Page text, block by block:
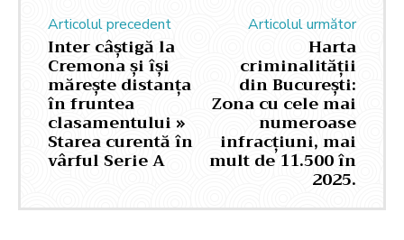
Articolul precedent
Inter câștigă la
Cremona și își
mărește distanța
în fruntea
clasamentului »
Starea curentă în
vârful Serie A
Articolul următor
Harta
criminalității
din București:
Zona cu cele mai
numeroase
infracțiuni, mai
mult de 11.500 în
2025.